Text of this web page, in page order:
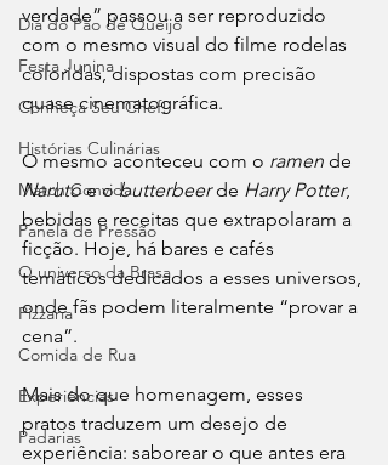
Dia do Pão de Queijo
Festa Junina
Conheça Seu Chef!
Histórias Culinárias
Match Convida
Panela de Pressão
O universo da Brasa
Pizzaria
Comida de Rua
Experiências
Padarias
verdade” passou a ser reproduzido
com o mesmo visual do filme rodelas
coloridas, dispostas com precisão
quase cinematográfica.
O mesmo aconteceu com o ramen de
Naruto e o butterbeer de Harry Potter,
bebidas e receitas que extrapolaram a
ficção. Hoje, há bares e cafés
temáticos dedicados a esses universos,
onde fãs podem literalmente “provar a
cena”.
Mais do que homenagem, esses
pratos traduzem um desejo de
experiência: saborear o que antes era